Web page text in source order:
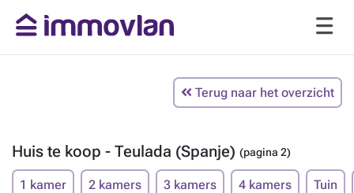
Terug naar het overzicht
Huis te koop - Teulada (Spanje) (pagina 2)
1 kamer 2 kamers 3 kamers 4 kamers Tuin